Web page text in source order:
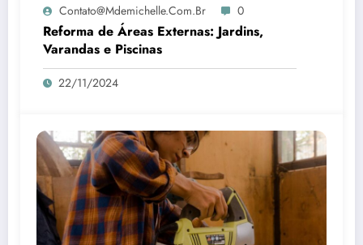
Contato@mdemichelle.com.br 0
Reforma de Áreas Externas: Jardins,
Varandas e Piscinas
22/11/2024